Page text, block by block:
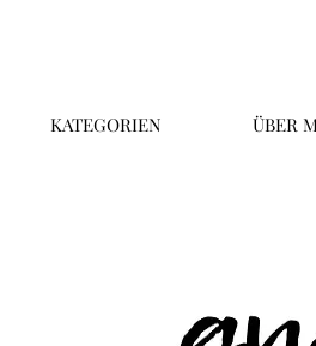
KATEGORIEN ÜBER